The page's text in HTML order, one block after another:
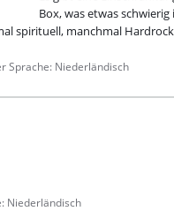
Box, was etwas schwierig
spirituell, manchmal Hardrock
Sprache: Niederländisch
Niederländisch